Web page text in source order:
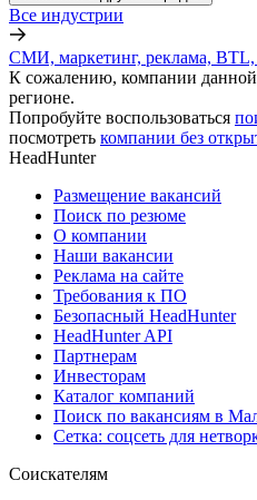
Все индустрии
СМИ, маркетинг, реклама,
К сожалению, компании
регионе.
Попробуйте воспользоваться
посмотреть компании без
HeadHunter
Размещение вакансий
Поиск по резюме
О компании
Наши вакансии
Реклама на сайте
Требования к ПО
Безопасный HeadHunter
HeadHunter API
Партнерам
Инвесторам
Каталог компаний
Поиск по вакансиям в
Сетка: соцсеть для
Соискателям